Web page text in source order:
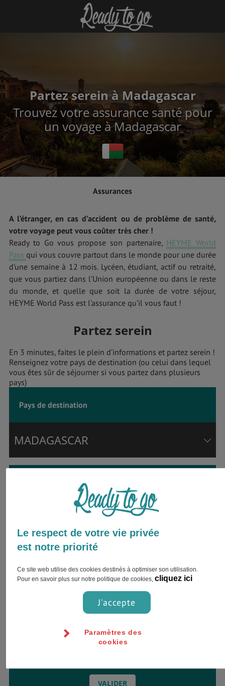
Partez serein à Madagascar
Trouvez votre assurance santé pour
un voyage à Madagascar
Assurances
A l’étranger, en cas d’accident ou de problème de santé,
votre voyage peut vous coûter très cher !
Ready to Go vous propose son partenaire, HEYME World
Pass qui vous couvre partout dans le monde pour une durée
d’une semaine à 12 mois. Lycéen, étudiant, actif ou retraité,
que vous partiez dans l’Union européenne ou dans le reste
du monde, et quelle que soit la durée de votre séjour,
HEYME World Pass est l’assurance qu’il vous faut !
Partez serein
En 3 minutes, faites le plein d’informations et partez serein !
Renseignez votre pays de destination (ou celui dans lequel
vous êtes sûr de séjourner si vous partez dans plusieurs
pays)
Pays de destination
MADAGASCAR
Envie d’être accompagné par
un expert ?
Inscrivez votre nom complet et choisissez
Le respect de votre vie privée
est notre priorité
Ce site web utilise des cookies destinés à optimiser son utilisation.
Pour en savoir plus sur notre politique de cookies, cliquez ici
J'accepte
Paramètres des
cookies